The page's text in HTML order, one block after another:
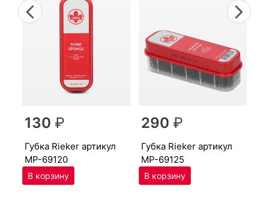
Previous
130₽
губ­ка Ri­eker артикул
MP-69120
290₽
губ­ка Ri­eker артикул
MP-69125